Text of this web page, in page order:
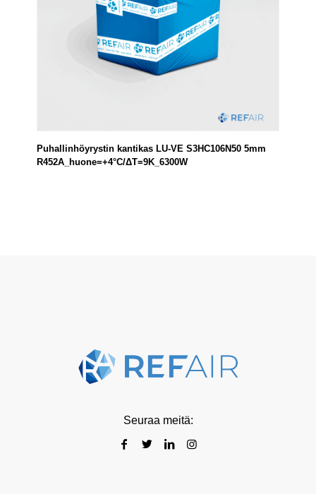
Puhallinhöyrystin kantikas LU-VE S3HC106N50 5mm
R452A_huone=+4°C/ΔT=9K_6300W
Seuraa meitä: